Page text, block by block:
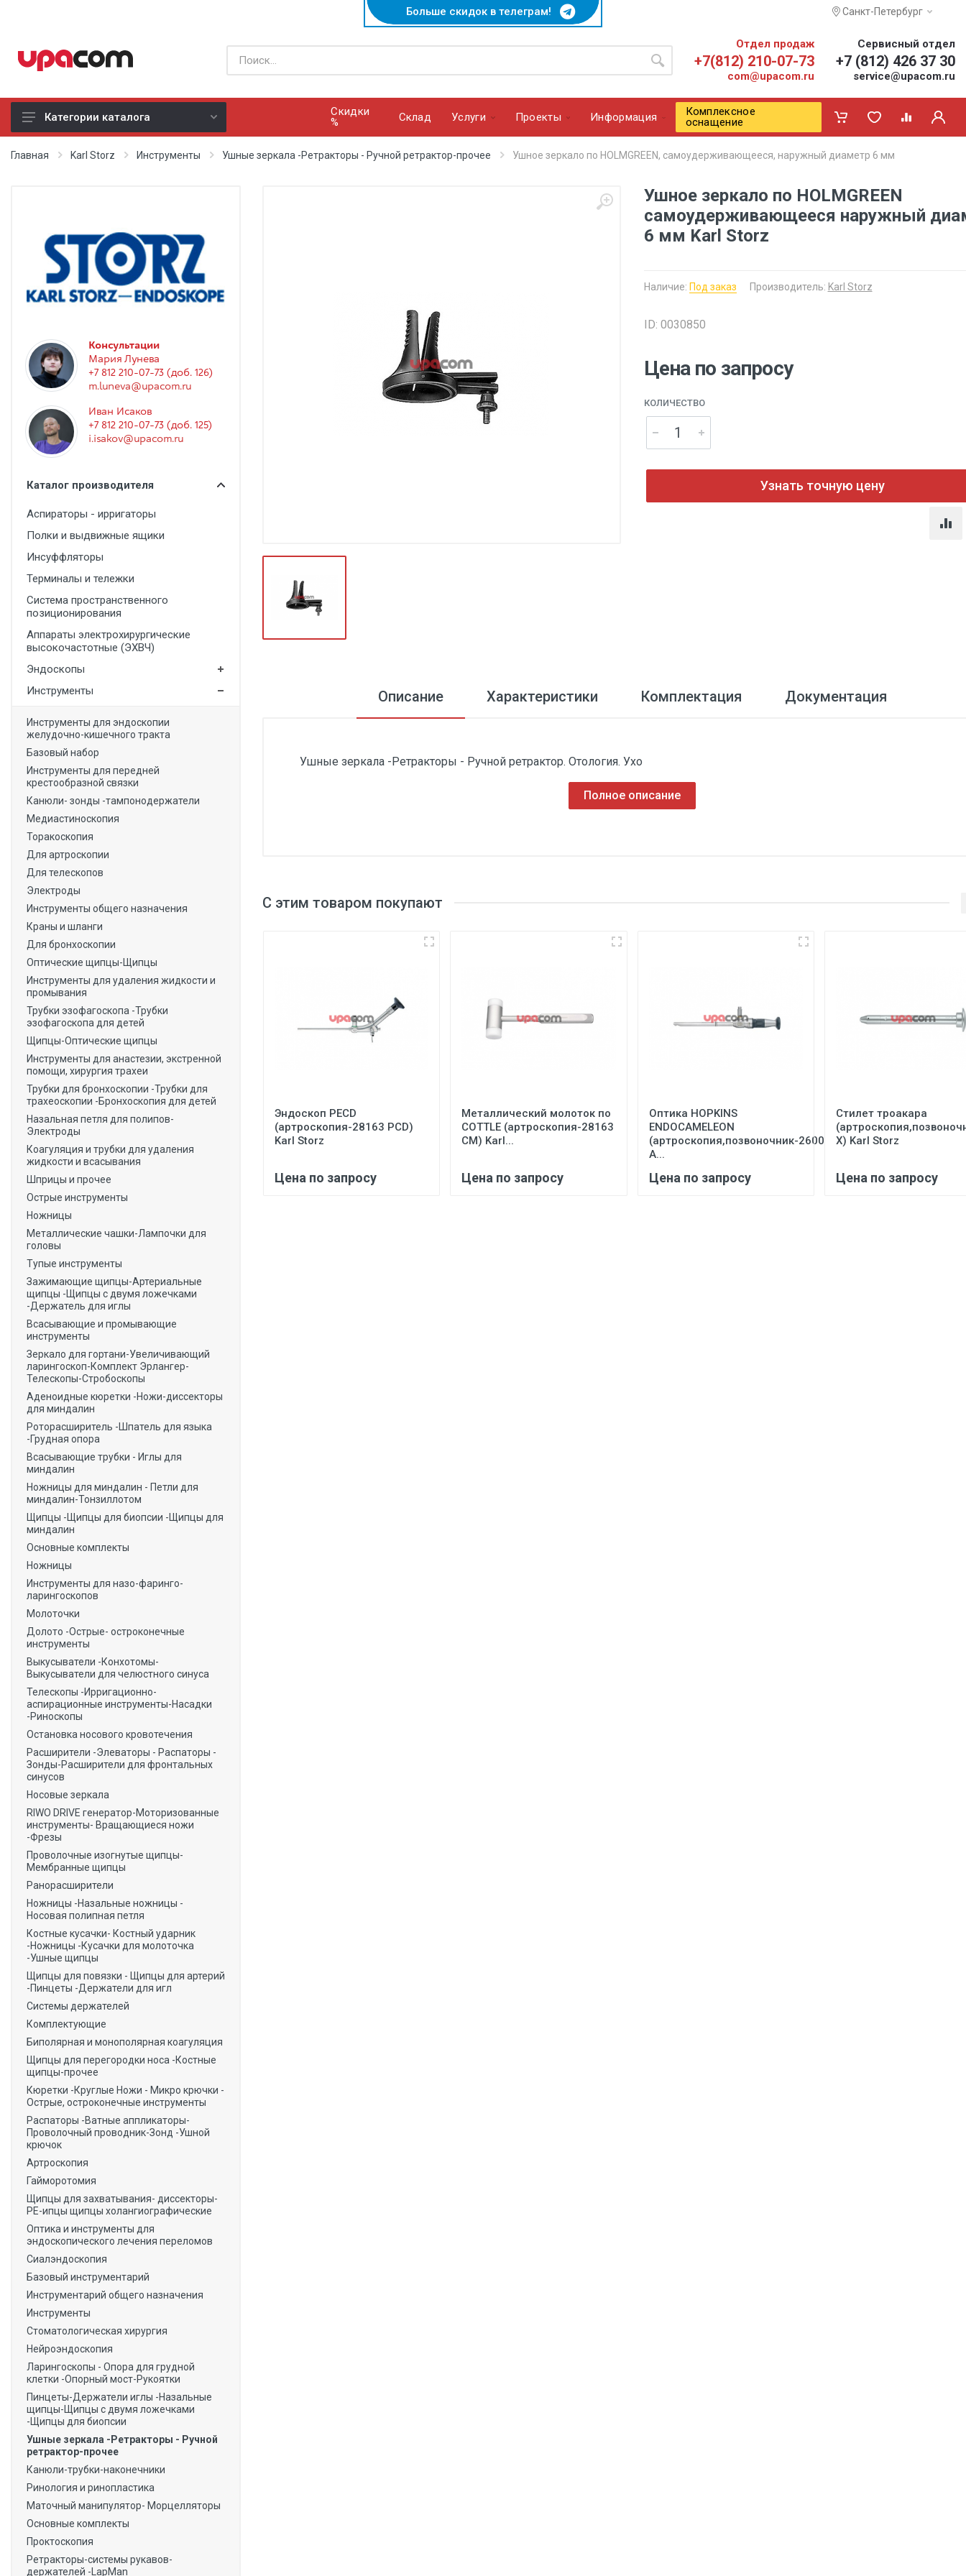
Больше скидок в телеграм! Санкт-Петербург
Отдел продаж
+7(812) 210-07-73
com@upacom.ru
Сервисный отдел
+7 (812) 426 37 30
service@upacom.ru
Б/У оборудование
Реанимация
Неонатология
Хирургия
Эндоскопия
Функциональная диагностика
Урология
Дезинфекция и стерилизация
Расходные материалы
Оториноларингология
Вспомогательное оборудование
Ветеринария
Стоматологическое оборудование
Лабораторное оборудование
Прачечное оборудование
Медицинские мониторы
Ортопедические товары
Косметология
Категории каталога
Скидки
%
Cклад Услуги Проекты Информация
Комплексное
оснащение
Главная Karl Storz Инструменты Ушные зеркала -Ретракторы - Ручной ретрактор-прочее Ушное зеркало по HOLMGREEN, самоудерживающееся, наружный диаметр 6 мм
Консультации
Мария Лунева
+7 812 210-07-73 (доб. 126)
m.luneva@upacom.ru
Иван Исаков
+7 812 210-07-73 (доб. 125)
i.isakov@upacom.ru
Каталог производителя
Аспираторы - ирригаторы
Полки и выдвижные ящики
Инсуффляторы
Терминалы и тележки
Система пространственного
позиционирования
Аппараты электрохирургические
высокочастотные (ЭХВЧ)
Эндоскопы
Инструменты
Инструменты для эндоскопии
желудочно-кишечного тракта
Базовый набор
Инструменты для передней
крестообразной связки
Канюли- зонды -тампонодержатели
Медиастиноскопия
Торакоскопия
Для артроскопии
Для телескопов
Электроды
Инструменты общего назначения
Краны и шланги
Для бронхоскопии
Оптические щипцы-Щипцы
Инструменты для удаления жидкости и
промывания
Трубки эзофагоскопа -Трубки
эзофагоскопа для детей
Щипцы-Оптические щипцы
Инструменты для анастезии, экстренной
помощи, хирургия трахеи
Трубки для бронхоскопии -Трубки для
трахеоскопии -Бронхоскопия для детей
Назальная петля для полипов-
Электроды
Коагуляция и трубки для удаления
жидкости и всасывания
Шприцы и прочее
Острые инструменты
Ножницы
Металлические чашки-Лампочки для
головы
Тупые инструменты
Зажимающие щипцы-Артериальные
щипцы -Щипцы с двумя ложечками
-Держатель для иглы
Всасывающие и промывающие
инструменты
Зеркало для гортани-Увеличивающий
ларингоскоп-Комплект Эрлангер-
Телескопы-Стробоскопы
Аденоидные кюретки -Ножи-диссекторы
для миндалин
Роторасширитель -Шпатель для языка
-Грудная опора
Всасывающие трубки - Иглы для
миндалин
Ножницы для миндалин - Петли для
миндалин-Тонзиллотом
Щипцы -Щипцы для биопсии -Щипцы для
миндалин
Основные комплекты
Ножницы
Инструменты для назо-фаринго-
ларингоскопов
Молоточки
Долото -Острые- остроконечные
инструменты
Выкусыватели -Конхотомы-
Выкусыватели для челюстного синуса
Телескопы -Ирригационно-
аспирационные инструменты-Насадки
-Риноскопы
Остановка носового кровотечения
Расширители -Элеваторы - Распаторы -
Зонды-Расширители для фронтальных
синусов
Носовые зеркала
RIWO DRIVE генератор-Моторизованные
инструменты- Вращающиеся ножи
-Фрезы
Проволочные изогнутые щипцы-
Мембранные щипцы
Ранорасширители
Ножницы -Назальные ножницы -
Носовая полипная петля
Костные кусачки- Костный ударник
-Ножницы -Кусачки для молоточка
-Ушные щипцы
Щипцы для повязки - Щипцы для артерий
-Пинцеты -Держатели для игл
Системы держателей
Комплектующие
Биполярная и монополярная коагуляция
Щипцы для перегородки носа -Костные
щипцы-прочее
Кюретки -Круглые Ножи - Микро крючки -
Острые, остроконечные инструменты
Распаторы -Ватные аппликаторы-
Проволочный проводник-Зонд -Ушной
крючок
Артроскопия
Гайморотомия
Щипцы для захватывания- диссекторы-
РЕ-ипцы щипцы холангиографические
Оптика и инструменты для
эндоскопического лечения переломов
Сиалэндоскопия
Базовый инструментарий
Инструментарий общего назначения
Инструменты
Стоматологическая хирургия
Нейроэндоскопия
Ларингоскопы - Опора для грудной
клетки -Опорный мост-Рукоятки
Пинцеты-Держатели иглы -Назальные
щипцы-Щипцы с двумя ложечками
-Щипцы для биопсии
Ушные зеркала -Ретракторы - Ручной
ретрактор-прочее
Канюли-трубки-наконечники
Ринология и ринопластика
Маточный манипулятор- Морцелляторы
Основные комплекты
Проктоскопия
Ретракторы-системы рукавов-
держателей -LapMan
Ушное зеркало по HOLMGREEN
самоудерживающееся наружный
6 мм Karl Storz
Наличие: Под заказ Производитель: Karl Storz
ID: 0030850
Цена по запросу
КОЛИЧЕСТВО
Узнать точную цену
Описание Характеристики Комплектация Документация
Ушные зеркала -Ретракторы - Ручной ретрактор. Отология. Ухо
Полное описание
С этим товаром покупают
Эндоскоп PECD
(артроскопия-28163 PCD)
Karl Storz
Цена по запросу
Металлический молоток по
COTTLE (артроскопия-28163
CM) Karl...
Цена по запросу
Оптика HOPKINS
ENDOCAMELEON
(артроскопия,позвоночник-26003
А...
Цена по запросу
Стилет троакара
X) Karl Storz
Цена по запросу